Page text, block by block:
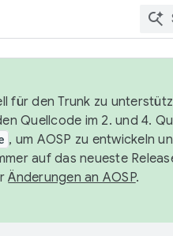
für den Trunk zu
Quellcode im 2. und 4.
, um AOSP zu entwickeln
auf das neueste
Änderungen an AOSP.